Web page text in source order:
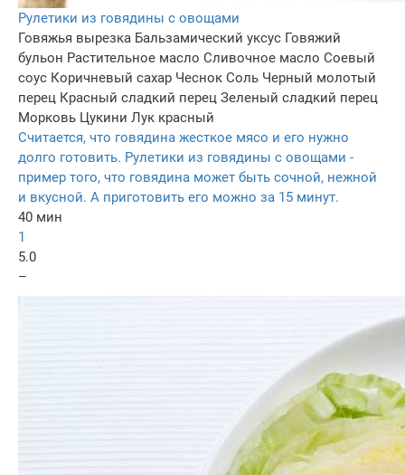
Рулетики из говядины с овощами
Говяжья вырезка Бальзамический уксус Говяжий
бульон Растительное масло Сливочное масло Соевый
соус Коричневый сахар Чеснок Соль Черный молотый
перец Красный сладкий перец Зеленый сладкий перец
Морковь Цукини Лук красный
Считается, что говядина жесткое мясо и его нужно
долго готовить. Рулетики из говядины с овощами -
пример того, что говядина может быть сочной, нежной
и вкусной. А приготовить его можно за 15 минут.
40 мин
1
5.0
–